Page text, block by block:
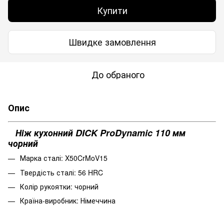
Купити
Швидке замовлення
До обраного
Опис
Ніж кухонний DICK ProDynamic 110 мм
чорний
Марка сталі: X50CrMoV15
Твердість сталі: 56 HRC
Колір рукоятки: чорний
Країна-виробник: Німеччина